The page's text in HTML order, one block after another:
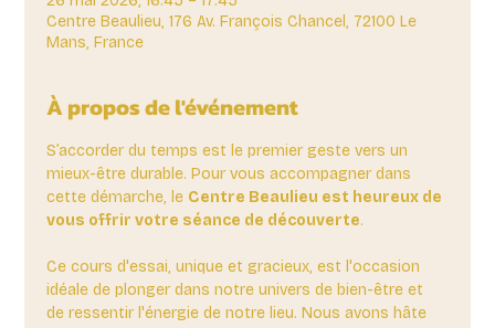
Centre Beaulieu, 176 Av. François Chancel, 72100 Le
Mans, France
À propos de l'événement
S’accorder du temps est le premier geste vers un
mieux-être durable. Pour vous accompagner dans
cette démarche, le Centre Beaulieu est heureux de
vous offrir votre séance de découverte.
Ce cours d'essai, unique et gracieux, est l'occasion
idéale de plonger dans notre univers de bien-être et
de ressentir l'énergie de notre lieu. Nous avons hâte